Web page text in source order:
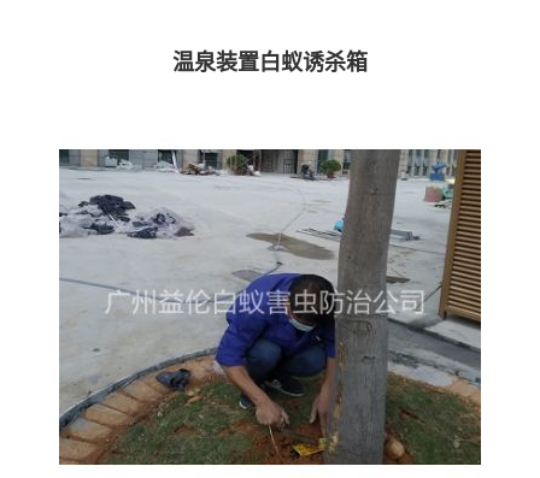
温泉装置白蚁诱杀箱